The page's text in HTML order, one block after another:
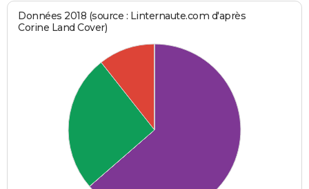
Données 2018 (source : Linternaute.com d'après
Corine Land Cover)